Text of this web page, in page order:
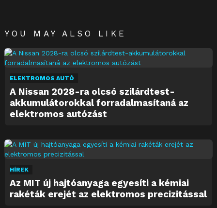
YOU MAY ALSO LIKE
ELEKTROMOS AUTÓ
A Nissan 2028-ra olcsó szilárdtest-
akkumulátorokkal forradalmasítaná az
elektromos autózást
HÍREK
Az MIT új hajtóanyaga egyesíti a kémiai
rakéták erejét az elektromos precizitással